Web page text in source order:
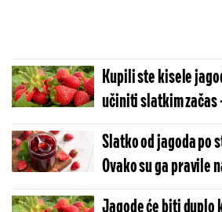
Kupili ste kisele
učiniti slatkim začas
šokirati
Slatko od jagoda po
Ovako su ga pravile
vam samo 3 sastojka
Jagode će biti duplo